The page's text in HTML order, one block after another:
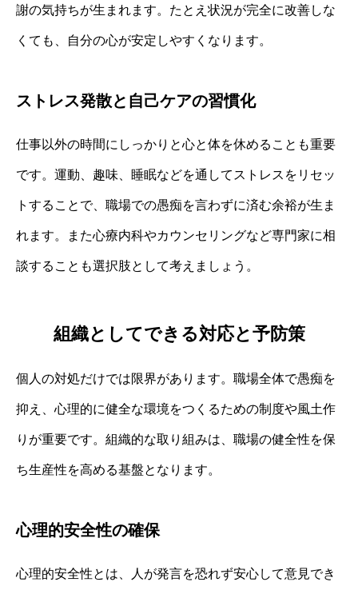
謝の気持ちが生まれます。たとえ状況が完全に改善しな
くても、自分の心が安定しやすくなります。
ストレス発散と自己ケアの習慣化
仕事以外の時間にしっかりと心と体を休めることも重要
です。運動、趣味、睡眠などを通してストレスをリセッ
トすることで、職場での愚痴を言わずに済む余裕が生ま
れます。また心療内科やカウンセリングなど専門家に相
談することも選択肢として考えましょう。
組織としてできる対応と予防策
個人の対処だけでは限界があります。職場全体で愚痴を
抑え、心理的に健全な環境をつくるための制度や風土作
りが重要です。組織的な取り組みは、職場の健全性を保
ち生産性を高める基盤となります。
心理的安全性の確保
心理的安全性とは、人が発言を恐れず安心して意見でき